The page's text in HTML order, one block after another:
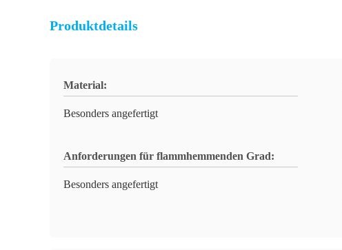
Produktdetails
Material:
Besonders angefertigt
Anforderungen für flammhemmenden Grad:
Besonders angefertigt